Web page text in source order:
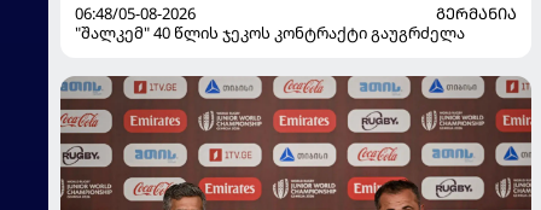
06:48/05-08-2026
ᲒᲔᲠᲛᲐᲜᲘᲐ
"შალკემ" 40 წლის ჯეკოს კონტრაქტი გაუგრძელა